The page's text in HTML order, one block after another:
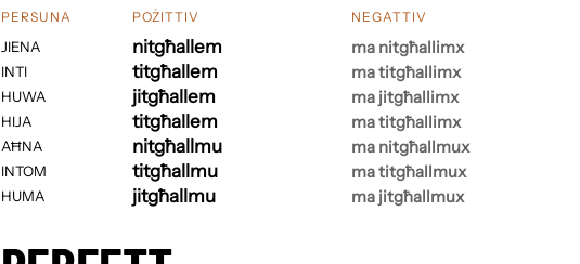
PERSUNA
JIENA
INTI
HUWA
HIJA
AĦNA
INTOM
HUMA
POŻITTIV
nitgħallem
titgħallem
jitgħallem
titgħallem
nitgħallmu
titgħallmu
jitgħallmu
NEGATTIV
ma nitgħallimx
ma titgħallimx
ma jitgħallimx
ma titgħallimx
ma nitgħallmux
ma titgħallmux
ma jitgħallmux